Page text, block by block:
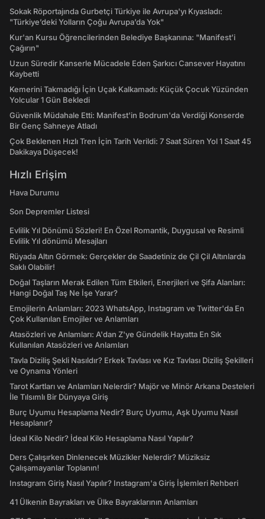
Sokak Röportajında Gurbetçi Türkiye ile Avrupa'yı Kıyasladı:
"Türkiye’deki Yolların Çoğu Avrupa’da Yok"
Kur'an Kursu Öğrencilerinden Belediye Başkanına: "Manifest’i
Çağırın"
Uzun Süredir Kanserle Mücadele Eden Şarkıcı Cansever Hayatını
Kaybetti
Kemerini Takmadığı İçin Uçak Kalkamadı: Küçük Çocuk Yüzünden
Yolcular 1 Gün Bekledi
Güvenlik Müdahale Etti: Manifest'in Bodrum'da Verdiği Konserde
Bir Genç Sahneye Atladı
Çok Beklenen Hızlı Tren İçin Tarih Verildi: 7 Saat Süren Yol 1 Saat 45
Dakikaya Düşecek!
Hızlı Erişim
Hava Durumu
Son Depremler Listesi
Evlilik Yıl Dönümü Sözleri! En Özel Romantik, Duygusal ve Resimli
Evlilik Yıl dönümü Mesajları
Rüyada Altın Görmek: Gerçekler de Saadetiniz de Çil Çil Altınlarda
Saklı Olabilir!
Doğal Taşların Merak Edilen Tüm Etkileri, Enerjileri ve Şifa Alanları:
Hangi Doğal Taş Ne İşe Yarar?
Emojilerin Anlamları: 2023 WhatsApp, Instagram ve Twitter'da En
Çok Kullanılan Emojiler ve Anlamları
Atasözleri ve Anlamları: A'dan Z'ye Gündelik Hayatta En Sık
Kullanılan Atasözleri ve Anlamları
Tavla Diziliş Şekli Nasıldır? Erkek Tavlası ve Kız Tavlası Diziliş Şekilleri
ve Oynama Yönleri
Tarot Kartları ve Anlamları Nelerdir? Majör ve Minör Arkana Desteleri
İle Tılsımlı Bir Dünyaya Giriş
Burç Uyumu Hesaplama Nedir? Burç Uyumu, Aşk Uyumu Nasıl
Hesaplanır?
İdeal Kilo Nedir? İdeal Kilo Hesaplama Nasıl Yapılır?
Ders Çalışırken Dinlenecek Müzikler Nelerdir? Müziksiz
Çalışamayanlar Toplanın!
Instagram Giriş Nasıl Yapılır? Instagram'a Giriş İşlemleri Rehberi
41 Ülkenin Bayrakları ve Ülke Bayraklarının Anlamları